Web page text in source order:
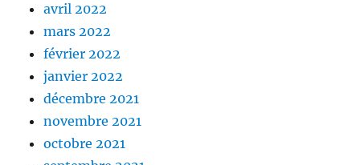
avril 2022
mars 2022
février 2022
janvier 2022
décembre 2021
novembre 2021
octobre 2021